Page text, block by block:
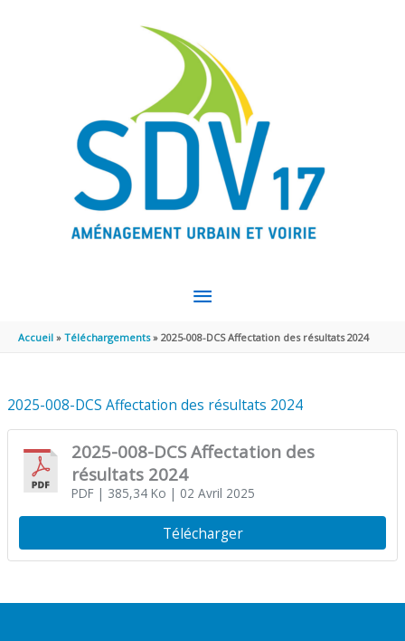
MENU
PRINCIPAL
Accueil Téléchargements 2025-008-DCS Affectation des résultats 2024
2025-008-DCS Affectation des résultats 2024
2025-008-DCS Affectation des
résultats 2024
PDF| 385,34 Ko | 02 Avril 2025
Télécharger